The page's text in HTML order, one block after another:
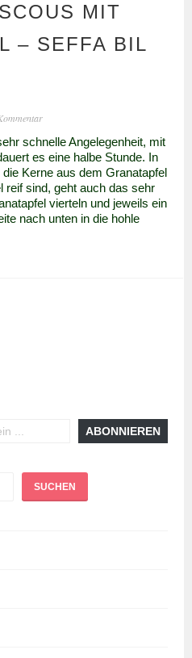
MIT G
SEFFA BIL R
schnelle Angelegenheit, mit
es eine halbe Stunde. In
Kerne aus dem Granatapfel
reif sind, geht auch das sehr
vierteln und jeweils ein
nach unten in die hohle
ABONNIEREN
SUCHEN